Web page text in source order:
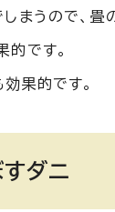
うので、畳
です。
果的です。
ダニ